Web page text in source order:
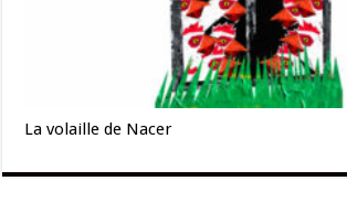
La volaille de Nacer